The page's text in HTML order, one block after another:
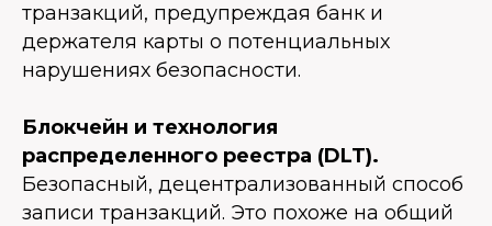
транзакций, предупреждая банк и
держателя карты о потенциальных
нарушениях безопасности.
Блокчейн и технология
распределенного реестра (DLT).
Безопасный, децентрализованный способ
записи транзакций. Это похоже на общий